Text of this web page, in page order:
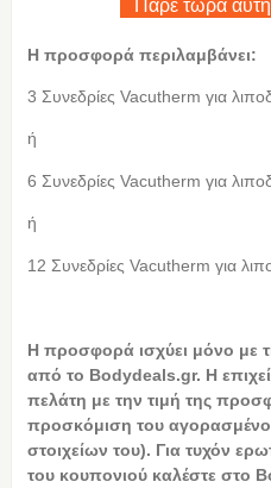
Πάρε τώρα
Η προσφορά περιλαμβάνει:
3 Συνεδρίες Vacutherm για
ή
6 Συνεδρίες Vacutherm για
ή
12 Συνεδρίες Vacutherm για
Η προσφορά ισχύει μόνο με
από το Bodydeals.gr. Η
πελάτη με την τιμή της
προσκόμιση του
στοιχείων του). Για τυχόν
του κουπονιού καλέστε στο